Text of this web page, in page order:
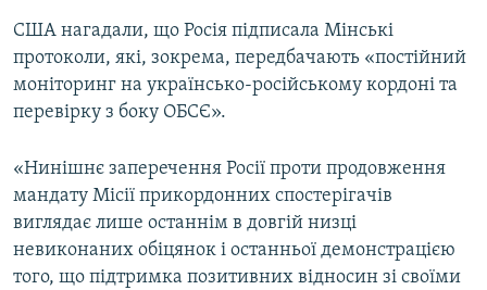
США нагадали, що Росія підписала Мінські
протоколи, які, зокрема, передбачають «постійний
моніторинг на українсько-російському кордоні та
перевірку з боку ОБСЄ».
«Нинішнє заперечення Росії проти продовження
мандату Місії прикордонних спостерігачів
виглядає лише останнім в довгій низці
невиконаних обіцянок і останньої демонстрацією
того, що підтримка позитивних відносин зі своїми